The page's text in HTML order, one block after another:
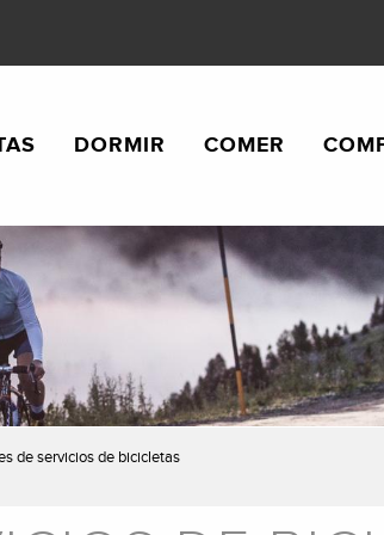
DORMIR COMER
de servicios de bicicletas